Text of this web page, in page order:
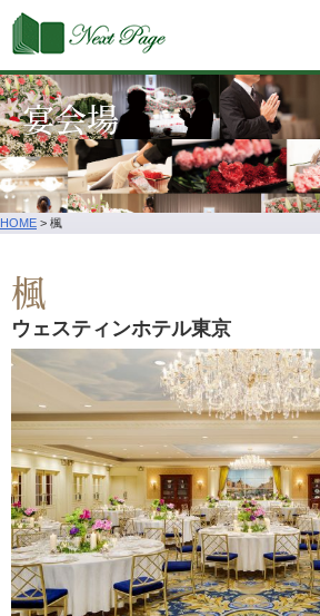
宴会場
HOME > 楓
楓
ウェスティンホテル東京